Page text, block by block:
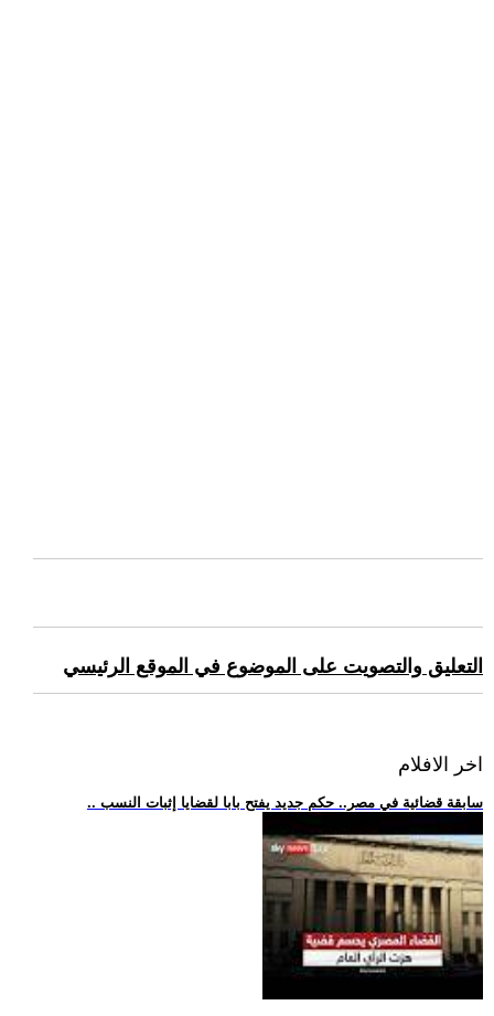
التعليق والتصويت على الموضوع في الموقع الرئيسي
اخر الافلام
.. سابقة قضائية في مصر.. حكم جديد يفتح بابا لقضايا إثبات النسب